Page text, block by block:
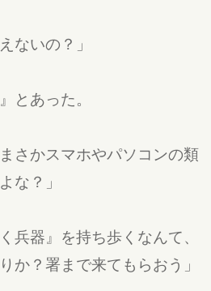
ないの？」
とあった。
さかスマホやパソコンの類
な？」
兵器』を持ち歩くなんて、
か？署まで来てもらおう」